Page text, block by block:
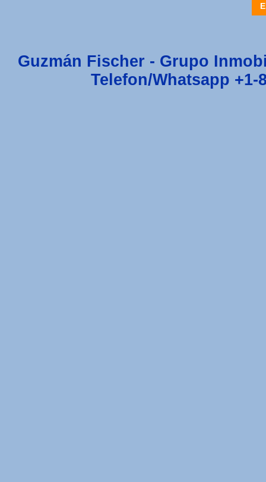
Guzmán Fischer - Grupo
Telefon/Whatsapp +1-